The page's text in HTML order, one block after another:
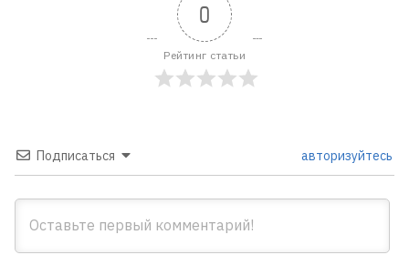
0
Рейтинг статьи
Подписаться авторизуйтесь